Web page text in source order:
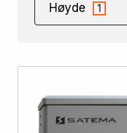
Høyde 1